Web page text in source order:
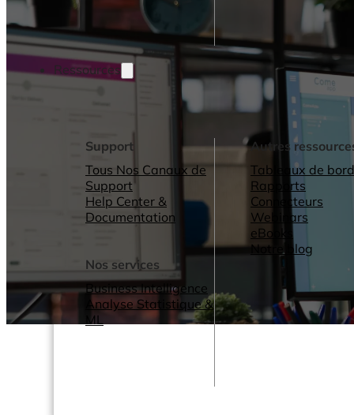
Ressources
Support
Tous Nos Canaux de
Support
Help Center &
Documentation
Nos services
Business Intelligence
Analyse Statistique &
ML
Autres
Tableaux de
Rapports
Connecteurs
Webinars
eBooks
Notre blog